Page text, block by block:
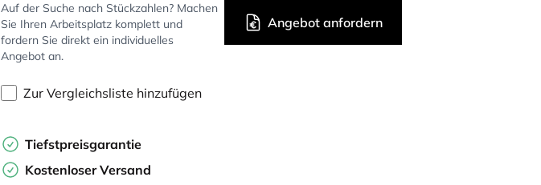
Auf der Suche nach Stückzahlen? Machen
Sie Ihren Arbeitsplatz komplett und
fordern Sie direkt ein individuelles
Angebot an.
Angebot anfordern
Zur Vergleichsliste hinzufügen
Tiefstpreisgarantie
Kostenloser Versand